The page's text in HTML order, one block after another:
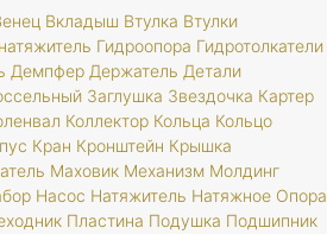
Вкладыш Втулка Втулки
Гидроопора Гидротолкатели
Демпфер Держатель Детали
Заглушка Звездочка Картер
Коллектор Кольца Кольцо
Кран Кронштейн Крышка
Маховик Механизм Молдинг
Насос Натяжитель Натяжное Опора
Пластина Подушка Подшипник